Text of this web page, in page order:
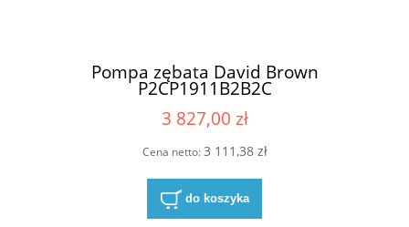
Pompa zębata David Brown
P2CP1911B2B2C
3 827,00 zł
Cena netto:3 111,38 zł
do koszyka